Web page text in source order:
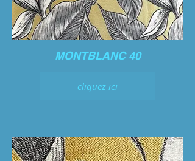
MONTBLANC 40
cliquez ici